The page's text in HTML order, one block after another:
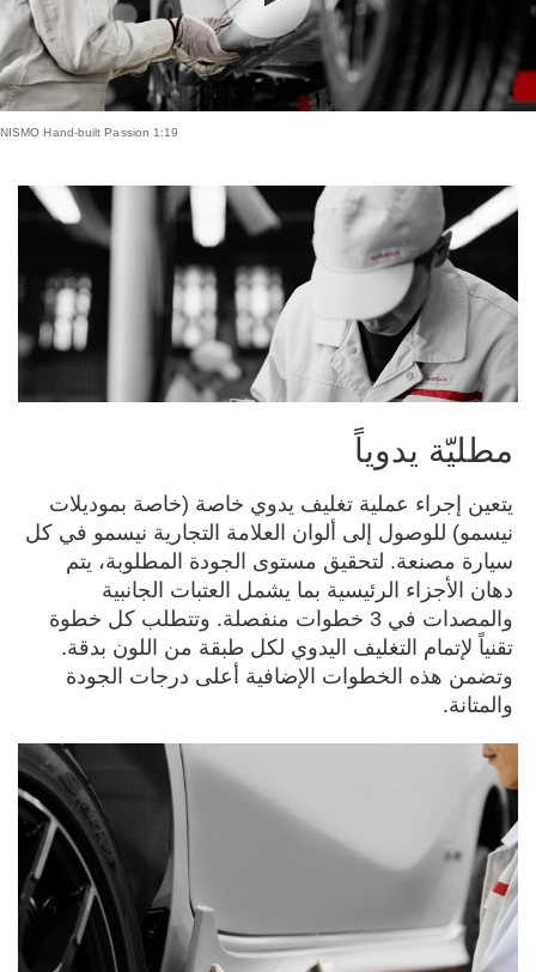
NISMO Hand-built Passion 1:19
مطليّة يدوياً
يتعين إجراء عملية تغليف يدوي خاصة (خاصة بموديلات
نيسمو) للوصول إلى ألوان العلامة التجارية نيسمو في كل
سيارة مصنعة. لتحقيق مستوى الجودة المطلوبة، يتم
دهان الأجزاء الرئيسية بما يشمل العتبات الجانبية
والمصدات في 3 خطوات منفصلة. وتتطلب كل خطوة
تقنياً لإتمام التغليف اليدوي لكل طبقة من اللون بدقة.
وتضمن هذه الخطوات الإضافية أعلى درجات الجودة
والمتانة.